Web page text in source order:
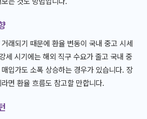
래되기 때문에 환율 변동이 국내 중고 시세
세 시기에는 해외 직구 수요가 줄고 국내 중
입가도 소폭 상승하는 경우가 있습니다. 장
면 환율 흐름도 참고할 만합니다.